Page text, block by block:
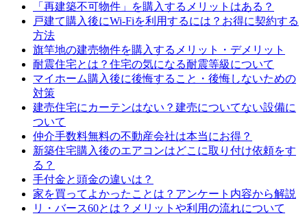
「再建築不可物件」を購入するメリットはある？
戸建て購入後にWi-Fiを利用するには？お得に契約する
方法
旗竿地の建売物件を購入するメリット・デメリット
耐震住宅とは？住宅の気になる耐震等級について
マイホーム購入後に後悔すること・後悔しないための
対策
建売住宅にカーテンはない？建売についてない設備に
ついて
仲介手数料無料の不動産会社は本当にお得？
新築住宅購入後のエアコンはどこに取り付け依頼をす
る？
手付金と頭金の違いは？
家を買ってよかったことは？アンケート内容から解説
リ・バース60とは？メリットや利用の流れについて